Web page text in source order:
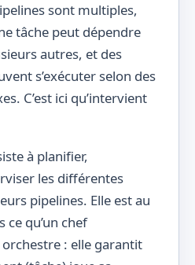
sont multiples,
tâche peut dépendre
autres, et des
s’exécuter selon des
C’est ici qu’intervient
à planifier,
les différentes
pipelines. Elle est au
ce qu’un chef
orchestre : elle garantit